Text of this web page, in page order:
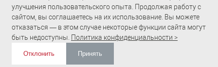
улучшения пользовательского опыта. Продолжая работу с
сайтом, вы соглашаетесь на их использование. Вы можете
отказаться — в этом случае некоторые функции сайта могут
быть недоступны. Политика конфиденциальности >
Отклонить Принять